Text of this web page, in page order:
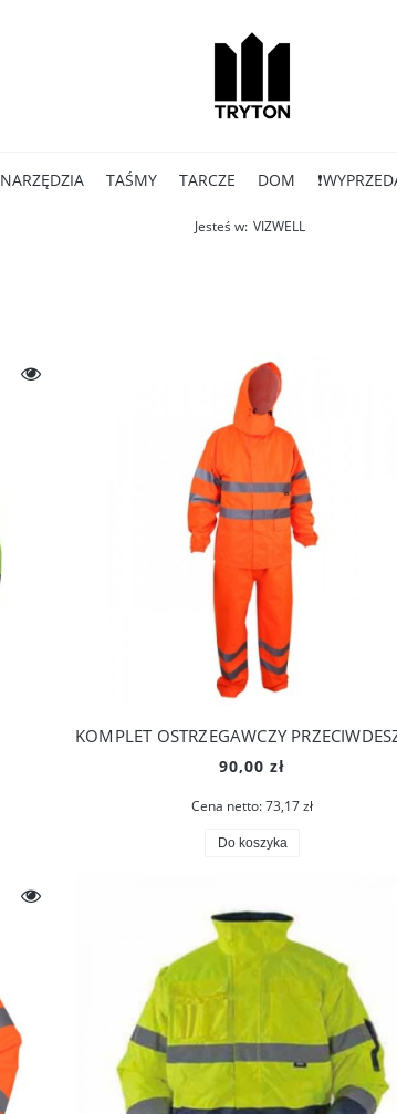
NARZĘDZIA TAŚMY TARCZE DOM
Jesteś w: VIZWELL
90,00 zł
Cena netto:73,17 zł
Do koszyka